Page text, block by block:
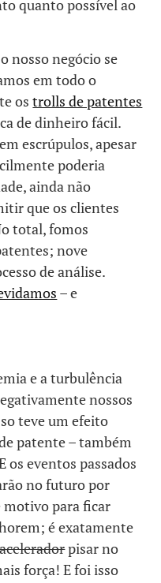
quanto possível ao
nosso negócio se
em todo o
ostrolls de patentes
de dinheiro fácil.
escrúpulos, apesar
poderia
ainda não
que os clientes
total, fomos
nove
de análise.
– e
e a turbulência
nossos
teve um efeito
patente – também
eventos passados
no futuro por
motivo para ficar
é exatamente
pisar no
força! E foi isso